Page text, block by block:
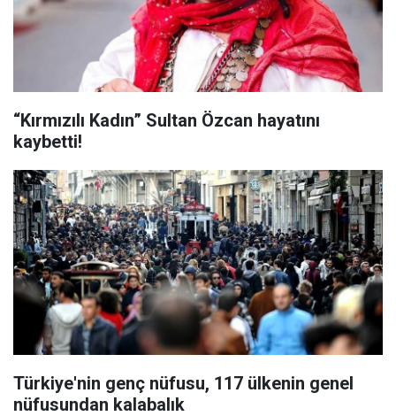
“Kırmızılı Kadın” Sultan Özcan hayatını
kaybetti!
Türkiye'nin genç nüfusu, 117 ülkenin genel
nüfusundan kalabalık